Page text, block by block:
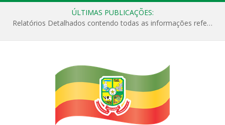
ÚLTIMAS PUBLICAÇÕES:
Relatórios Detalhados contendo todas as informações referentes a execução de recursos destinados ao fomento de projetos culturais no Município de Jacundá entre os anos de 2022 ao presente ano de 2026.